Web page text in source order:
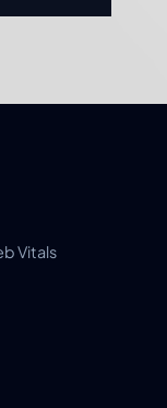
Vitals